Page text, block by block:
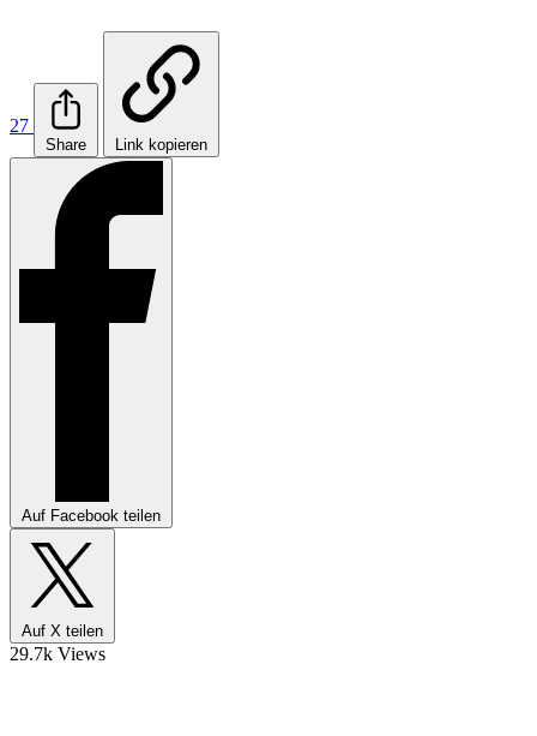
27
Share Link kopieren
Auf Facebook teilen
Auf X teilen
29.7k Views